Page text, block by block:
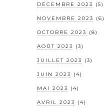
DÉCEMBRE 2023 (5)
NOVEMBRE 2023 (6)
OCTOBRE 2023 (8)
AOÛT 2023 (3)
JUILLET 2023 (3)
JUIN 2023 (4)
MAI 2023 (4)
AVRIL 2023 (4)